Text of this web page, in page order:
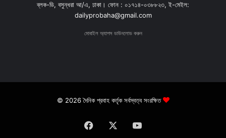
ব্লক-ডি, বসুন্ধরা আ/এ, ঢাকা। ফোন : ০১৭১৪-০৩৮৮২৩, ই-মেইল:
dailyprobaha@gmail.com
মোবাইল অ্যাপস ডাউনলোড করুন
© 2026 দৈনিক প্রবাহ কর্তৃক সর্বস্বত্ব সংরক্ষিত
Facebook